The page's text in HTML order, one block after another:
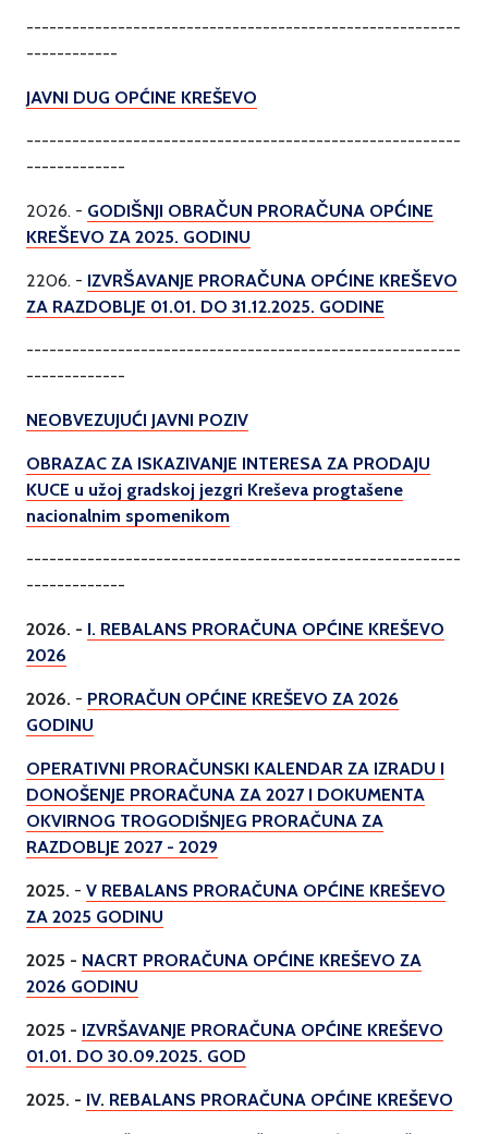
---------------------------------------------------------
------------
JAVNI DUG OPĆINE KREŠEVO
---------------------------------------------------------
-------------
2026. - GODIŠNJI OBRAČUN PRORAČUNA OPĆINE
KREŠEVO ZA 2025. GODINU
2206. - IZVRŠAVANJE PRORAČUNA OPĆINE KREŠEVO
ZA RAZDOBLJE 01.01. DO 31.12.2025. GODINE
---------------------------------------------------------
-------------
NEOBVEZUJUĆI JAVNI POZIV
OBRAZAC ZA ISKAZIVANJE INTERESA ZA PRODAJU
KUCE u užoj gradskoj jezgri Kreševa progtašene
nacionalnim spomenikom
---------------------------------------------------------
-------------
2026. - I. REBALANS PRORAČUNA OPĆINE KREŠEVO
2026
2026. - PRORAČUN OPĆINE KREŠEVO ZA 2026
GODINU
OPERATIVNI PRORAČUNSKI KALENDAR ZA IZRADU I
DONOŠENJE PRORAČUNA ZA 2027 I DOKUMENTA
OKVIRNOG TROGODIŠNJEG PRORAČUNA ZA
RAZDOBLJE 2027 - 2029
2025. - V REBALANS PRORAČUNA OPĆINE KREŠEVO
ZA 2025 GODINU
2025 - NACRT PRORAČUNA OPĆINE KREŠEVO ZA
2026 GODINU
2025 - IZVRŠAVANJE PRORAČUNA OPĆINE KREŠEVO
01.01. DO 30.09.2025. GOD
2025. - IV. REBALANS PRORAČUNA OPĆINE KREŠEVO